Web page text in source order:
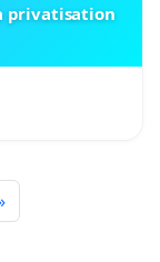
privatisation